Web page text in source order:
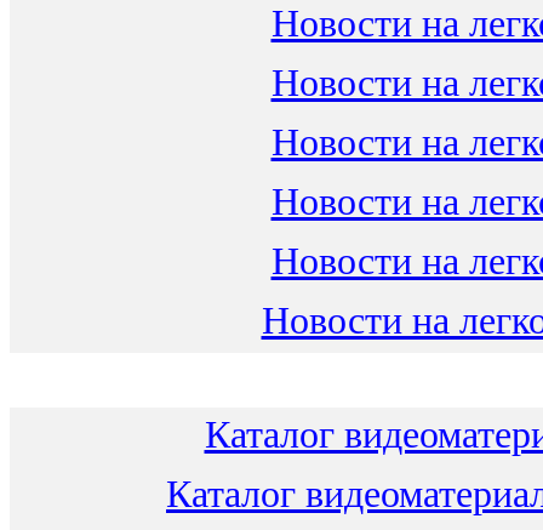
Новости на
Новости на
Новости на
Новости на
Новости на
Новости на
Каталог
Каталог